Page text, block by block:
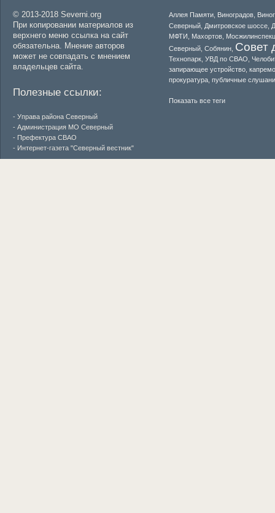
© 2013-2018 Severni.org
При копировании материалов из
верхнего меню ссылка на сайт
обязательна. Мнение авторов
может не совпадать с мнением
владельцев сайта.
Полезные ссылки:
- Управа района Северный
- Администрация МО Северный
- Префектура СВАО
- Интернет-газета "Северный вестник"
Аллея Памяти Виноградов
Северный Дмитровское шоссе
МФТИ
Махортов
Северный Собянин Совет
Технопарк УВД по СВАО
запирающее устройство
прокуратура публичные
Показать все теги